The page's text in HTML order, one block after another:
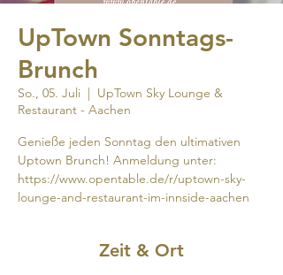
UpTown Sonntags-
Brunch
So., 05. Juli
  |
UpTown Sky Lounge &
Restaurant - Aachen
Genieße jeden Sonntag den ultimativen
Uptown Brunch! Anmeldung unter:
https://www.opentable.de/r/uptown-sky-
lounge-and-restaurant-im-innside-aachen
Zeit & Ort